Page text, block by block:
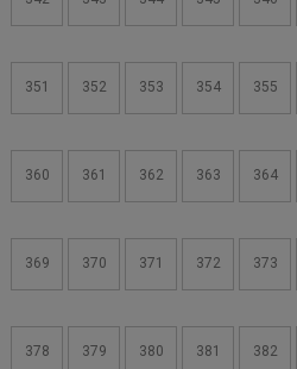
351 352 353 354 355
360 361 362 363 364
369 370 371 372 373
378 379 380 381 382